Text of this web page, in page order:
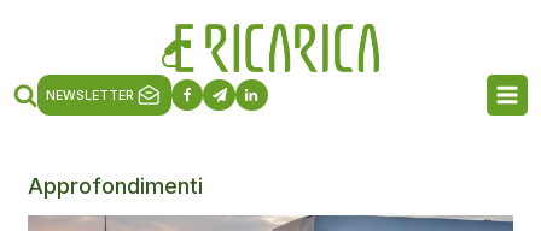
NEWSLETTER
Approfondimenti